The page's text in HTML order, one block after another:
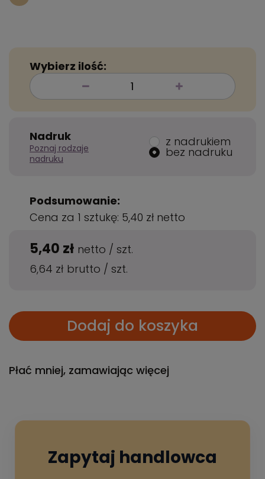
Wybierz ilość:
Nadruk
Poznaj rodzaje
nadruku
z nadrukiem
bez nadruku
Podsumowanie:
Cena za 1 sztukę: 5,40 zł netto
5,40 zł netto / szt.
6,64 zł brutto / szt.
Dodaj do koszyka
Płać mniej, zamawiając więcej
Zapytaj handlowca